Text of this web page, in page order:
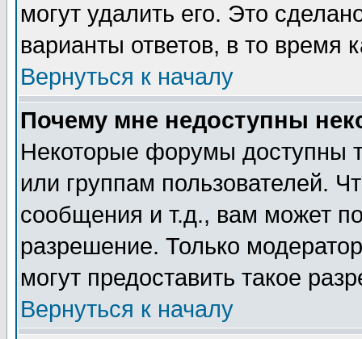
могут удалить его. Это
варианты ответов, в то время
Вернуться к началу
Почему мне недоступны
Некоторые форумы доступны
или группам пользователей.
сообщения и т.д., вам может
разрешение. Только
могут предоставить такое
Вернуться к началу